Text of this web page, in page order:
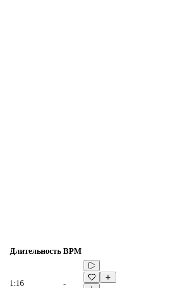
Длительность BPM
1:16 -